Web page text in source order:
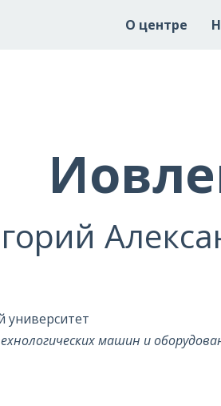
О центре
университет
машин и